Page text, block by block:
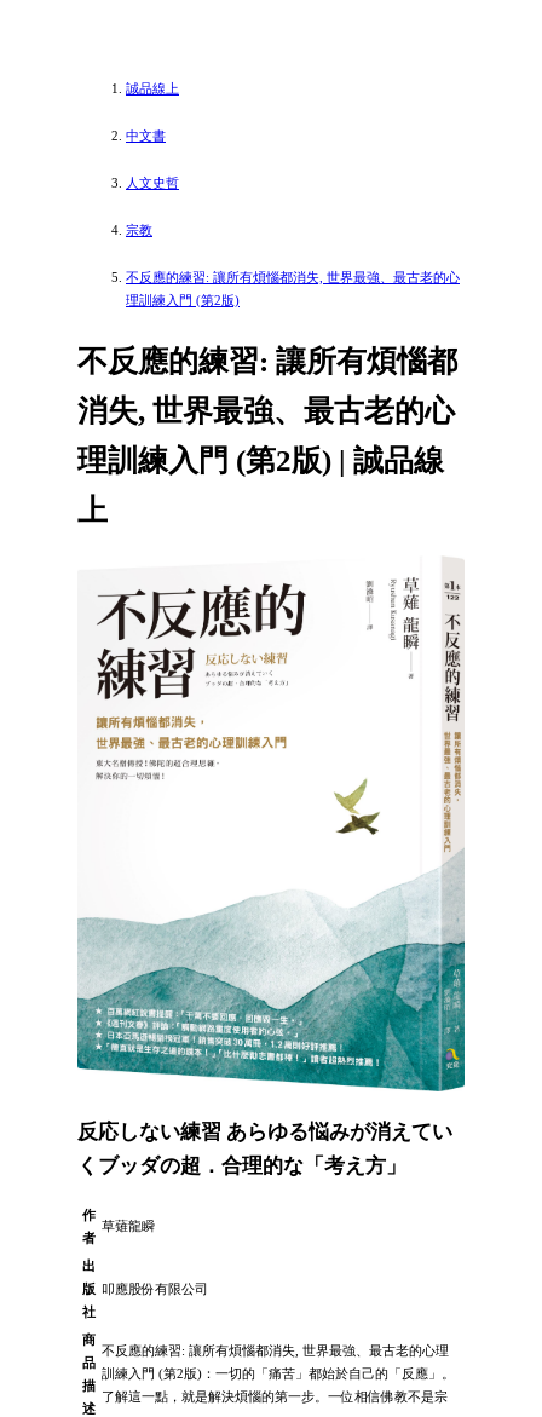
誠品線上
中文書
人文史哲
宗教
不反應的練習: 讓所有煩惱都消失, 世界最強、最古老的心
理訓練入門 (第2版)
不反應的練習: 讓所有煩惱都
消失, 世界最強、最古老的心
理訓練入門 (第2版) | 誠品線
上
反応しない練習 あらゆる悩みが消えてい
くブッダの超．合理的な「考え方」
作
者
草薙龍瞬
出
版
社
叩應股份有限公司
商
品
描
述
不反應的練習: 讓所有煩惱都消失, 世界最強、最古老的心理
訓練入門 (第2版)：一切的「痛苦」都始於自己的「反應」。
了解這一點，就是解決煩惱的第一步。一位相信佛教不是宗